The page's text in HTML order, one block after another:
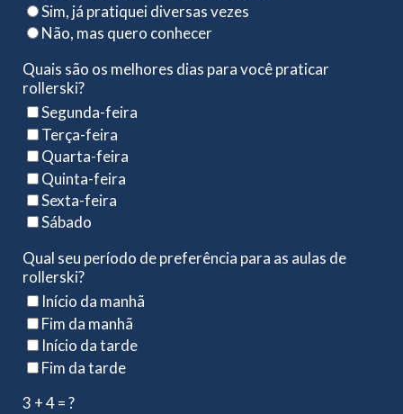
Sim, já pratiquei diversas vezes
Não, mas quero conhecer
Quais são os melhores dias para você praticar
rollerski?
Segunda-feira
Terça-feira
Quarta-feira
Quinta-feira
Sexta-feira
Sábado
Qual seu período de preferência para as aulas de
rollerski?
Início da manhã
Fim da manhã
Início da tarde
Fim da tarde
3 + 4 = ?